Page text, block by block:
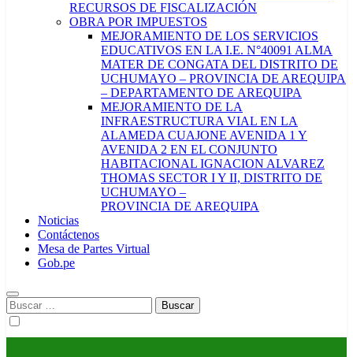
RECURSOS DE FISCALIZACIÓN
OBRA POR IMPUESTOS
MEJORAMIENTO DE LOS SERVICIOS
EDUCATIVOS EN LA I.E. N°40091 ALMA
MATER DE CONGATA DEL DISTRITO DE
UCHUMAYO – PROVINCIA DE AREQUIPA
– DEPARTAMENTO DE AREQUIPA
MEJORAMIENTO DE LA
INFRAESTRUCTURA VIAL EN LA
ALAMEDA CUAJONE AVENIDA 1 Y
AVENIDA 2 EN EL CONJUNTO
HABITACIONAL IGNACION ALVAREZ
THOMAS SECTOR I Y II, DISTRITO DE
UCHUMAYO –
PROVINCIA DE AREQUIPA
Noticias
Contáctenos
Mesa de Partes Virtual
Gob.pe
Buscar: